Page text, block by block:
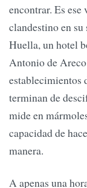
encontrar. Es
clandestino en
Huella, un hotel
Antonio de
establecimientos
terminan de
mide en
capacidad de
manera.
A apenas una